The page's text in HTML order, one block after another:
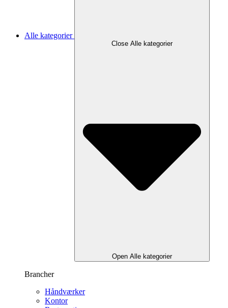
Alle kategorier
Close Alle kategorier
Open Alle kategorier
Brancher
Håndværker
Kontor